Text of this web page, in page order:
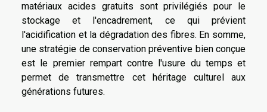
matériaux acides gratuits sont privilégiés pour le
stockage et l'encadrement, ce qui prévient
l'acidification et la dégradation des fibres. En somme,
une stratégie de conservation préventive bien conçue
est le premier rempart contre l'usure du temps et
permet de transmettre cet héritage culturel aux
générations futures.